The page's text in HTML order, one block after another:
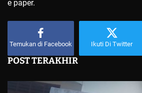
e paper.
Temukan di Facebook Ikuti Di Twitter
POST TERAKHIR